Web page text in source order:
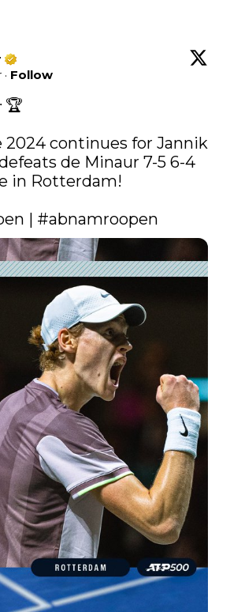
· Follow
🏆
2024 continues for Jannik
de Minaur 7-5 6-4
in Rotterdam!
| #abnamroopen